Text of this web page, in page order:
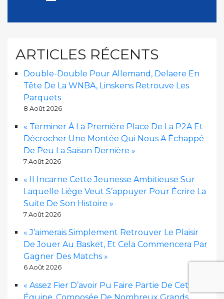
ARTICLES RÉCENTS
Double-Double Pour Allemand, Delaere En
Tête De La WNBA, Linskens Retrouve Les
Parquets
8 Août 2026
« Terminer À La Première Place De La P2A Et
Décrocher Une Montée Qui Nous A Échappé
De Peu La Saison Dernière »
7 Août 2026
« Il Incarne Cette Jeunesse Ambitieuse Sur
Laquelle Liège Veut S’appuyer Pour Écrire La
Suite De Son Histoire »
7 Août 2026
« J’aimerais Simplement Retrouver Le Plaisir
De Jouer Au Basket, Et Cela Commencera Par
Gagner Des Matchs »
6 Août 2026
« Assez Fier D’avoir Pu Faire Partie De Cette
Équipe, Composée De Nombreux Grands